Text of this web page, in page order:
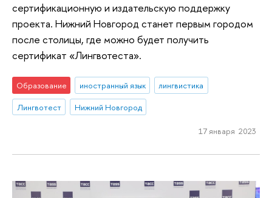
сертификационную и издательскую поддержку
проекта. Нижний Новгород станет первым городом
после столицы, где можно будет получить
сертификат «Лингвотеста».
Образование иностранный язык
лингвистика
Лингвотест
Нижний Новгород
17 января 2023